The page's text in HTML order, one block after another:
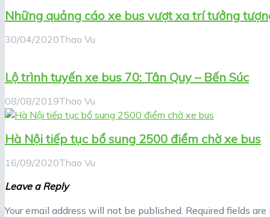
Những quảng cáo xe bus vượt xa trí tưởng
30/04/2020Thao Vu
Lộ trình tuyến xe bus 70: Tân Quy – Bến Súc
08/08/2019Thao Vu
Hà Nội tiếp tục bổ sung 2500 điểm chờ xe bus
16/09/2020Thao Vu
Leave a Reply
Your email address will not be published. Required fields